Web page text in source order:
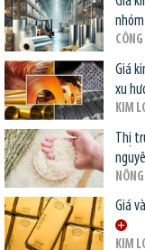
nhóm
Giá
xu
KIM
Thị
Giá
KIM